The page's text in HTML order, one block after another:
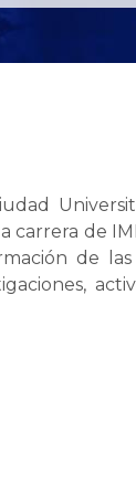
carrera de
de